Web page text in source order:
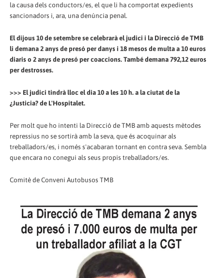
la causa dels conductors/es, el que li ha comportat expedients
sancionadors i, ara, una denúncia penal.
El dijous 10 de setembre se celebrarà el judici i la Direcció de TMB
li demana 2 anys de presó per danys i 18 mesos de multa a 10 euros
diaris o 2 anys de presó per coaccions. També demana 792,12 euros
per destrosses.
>>> El judici tindrà lloc el dia 10 a les 10 h. a la ciutat de la
¿Justicia? de L'Hospitalet.
Per molt que ho intenti la Direcció de TMB amb aquests mètodes
repressius no se sortirà amb la seva, que és acoquinar als
treballadors/es, i només s'acabaran tornant en contra seva. Sembla
que encara no conegui als seus propis treballadors/es.
Comitè de Conveni Autobusos TMB